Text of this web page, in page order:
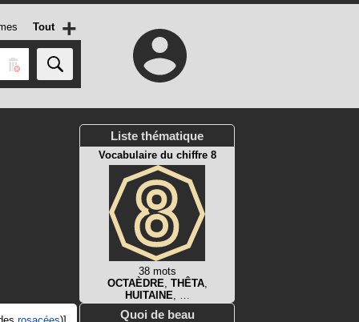
Tout +
Liste thématique
Vocabulaire du chiffre 8
38 mots
OCTAÈDRE, THÊTA,
HUITAINE, …
Quoi de beau